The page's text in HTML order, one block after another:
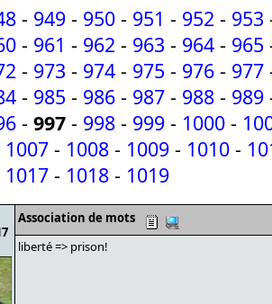
- 949 - 950 - 951 - 952 - 953
- 961 - 962 - 963 - 964 - 965
- 973 - 974 - 975 - 976 - 977
- 985 - 986 - 987 - 988 - 989
- 997 - 998 - 999 - 1000 -
1007 - 1008 - 1009 - 1010 -
1017 - 1018 - 1019
Association de mots
liberté => prison!